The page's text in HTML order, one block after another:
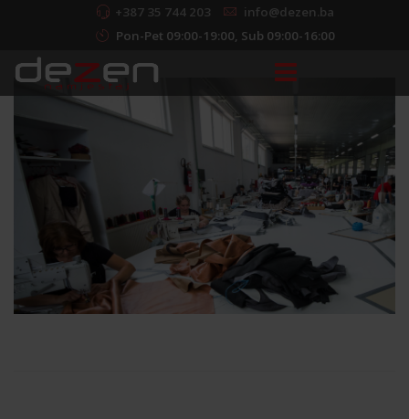
+387 35 744 203
info@dezen.ba
Pon-Pet 09:00-19:00, Sub 09:00-16:00